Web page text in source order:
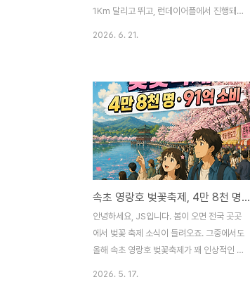
1Km 달리고 뛰고, 런데이어플에서 진행돼서
다. 이벤트 달성과 함께 많은 완주 인증서 도
착가장 중요한 챌린지 인증서 확인! 온라인
챌린지 성공 후 리워드 응모를 진행해야 합니
다. 챌린지 리워드 유저 코드 확인 후 응모 완
료!오류 없이 완료되었습니다.차후 잉어킹 카
드를 수령하면 인증 포스팅 하겠습니다.
2026. 6. 21.
속초 영랑호 벚꽃축제, 4만 8천 명·91억 소비… 지역 경제, 진짜 살아났을까?
안녕하세요, JS입니다. 봄이 오면 전국 곳곳
에서 벚꽃 축제 소식이 들려오죠. 그중에서도
올해 속초 영랑호 벚꽃축제가 꽤 인상적인 성
2026. 5. 17.